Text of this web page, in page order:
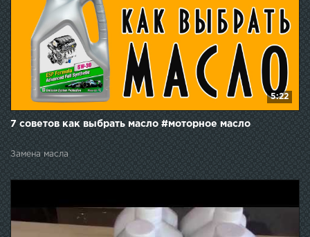
5:22
7 советов как выбрать масло #моторное масло
Замена масла